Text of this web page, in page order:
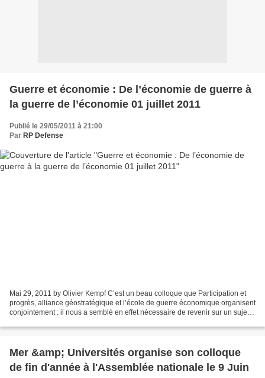
Guerre et économie : De l’économie de guerre à
la guerre de l’économie 01 juillet 2011
Publié le 29/05/2011 à 21:00
Par RP Defense
Mai 29, 2011 by Olivier Kempf C’est un beau colloque que Participation et
progrès, alliance géostratégique et l’école de guerre économique organisent
conjointement : il nous a semblé en effet nécessaire de revenir sur un sujet
Mer &amp; Universités organise son colloque
de fin d'année à l'Assemblée nationale le 9 Juin